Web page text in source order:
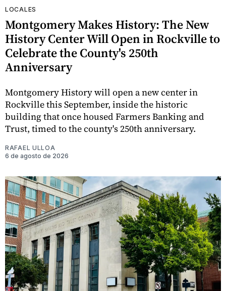
LOCALES
Montgomery Makes History: The New
History Center Will Open in Rockville to
Celebrate the County's 250th
Anniversary
Montgomery History will open a new center in
Rockville this September, inside the historic
building that once housed Farmers Banking and
Trust, timed to the county's 250th anniversary.
RAFAEL ULLOA
6 de agosto de 2026